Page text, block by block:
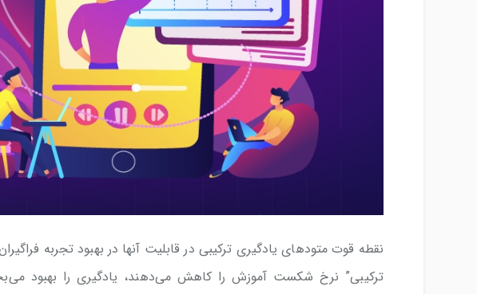
نقطه قوت متودهای یادگیری ترکیبی در قابلیت آنها در بهبود تجربه
ترکیبی” نرخ شکست آموزش را کاهش می‌دهند، یادگیری را بهبود